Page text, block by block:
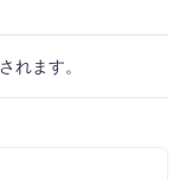
れます。